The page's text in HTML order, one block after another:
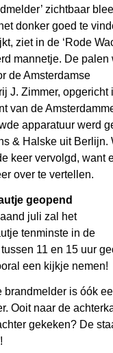
zichtbaar
donker goed te
ziet in de ‘Rode
mannetje. De palen
de Amsterdamse
J. Zimmer, opgericht
van de
apparatuur werd
& Halske uit Berlijn.
keer vervolgd, want
over te vertellen.
geopend
juli zal het
tenminste in de
11 en 15 uur
een kijkje nemen!
brandmelder is óók
Ooit naar de
gekeken? De